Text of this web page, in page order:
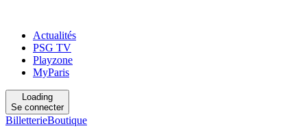
Actualités
PSG TV
Playzone
MyParis
Loading
Se connecter
BilletterieBoutique